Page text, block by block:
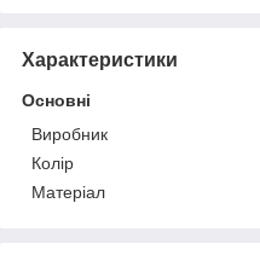
Характеристики
Основні
Виробник
Колір
Матеріал